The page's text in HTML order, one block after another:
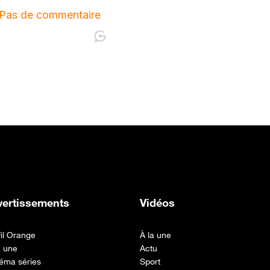
Orange
une
séries
Vidéos
À la une
Actu
Sport